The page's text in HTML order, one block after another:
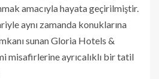
amacıyla hayata geçirilmiştir.
aynı zamanda konuklarına
sunan Gloria Hotels &
misafirlerine ayrıcalıklı bir tatil